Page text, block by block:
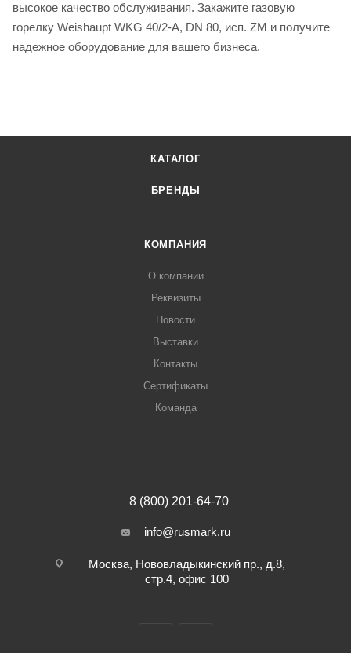
высокое качество обслуживания. Закажите газовую
горелку Weishaupt WKG 40/2-A, DN 80, исп. ZM и получите
надежное оборудование для вашего бизнеса.
КАТАЛОГ
БРЕНДЫ
КОМПАНИЯ
О компании
Реквизиты
Новости
Выставки
Контакты
Сертификаты
Команда
8 (800) 201-64-70
info@rusmark.ru
Москва, Нововладыкинский пр., д.8,
стр.4, офис 100